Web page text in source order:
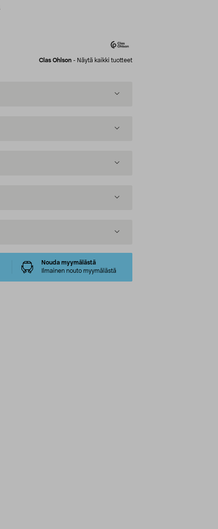
Clas Ohlson - Näytä kaikki tuotteet
Nouda myymälästä
Ilmainen nouto myymälästä